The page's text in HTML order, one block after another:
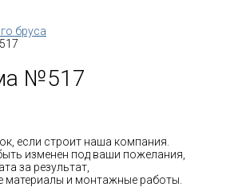
бруса
№517
если строит наша компания.
изменен под ваши пожелания,
за результат,
материалы и монтажные работы.